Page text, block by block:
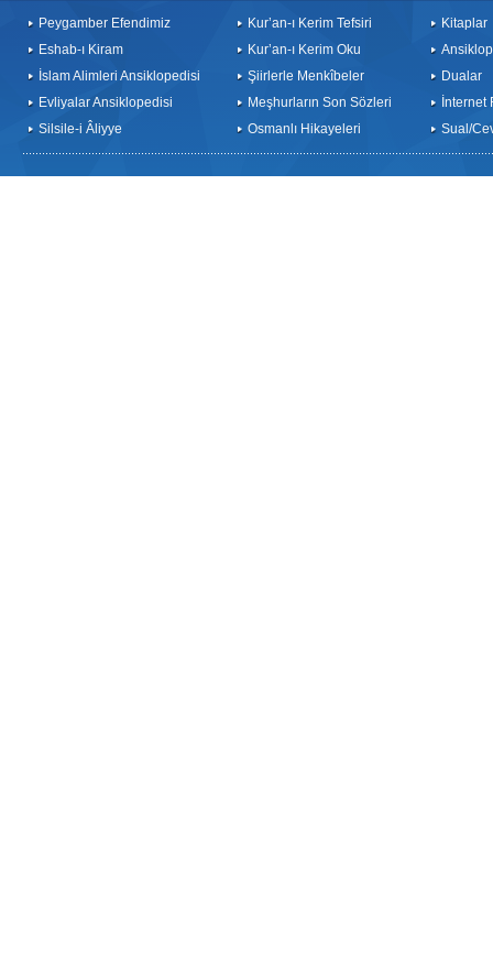
Peygamber Efendimiz
Eshab-ı Kiram
İslam Alimleri Ansiklopedisi
Evliyalar Ansiklopedisi
Silsile-i Âliyye
Kur’an-ı Kerim Tefsiri
Kur’an-ı Kerim Oku
Şiirlerle Menkîbeler
Meşhurların Son Sözleri
Osmanlı Hikayeleri
Kitaplar
Dualar
İnternet
Sual/